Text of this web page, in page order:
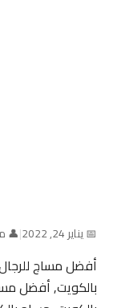
📅 يناير 24, 2022 |
👤
أفضل مساج
بالكويت, أفضل